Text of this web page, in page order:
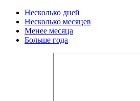
Несколько дней
Несколько месяцев
Менее месяца
Больше года